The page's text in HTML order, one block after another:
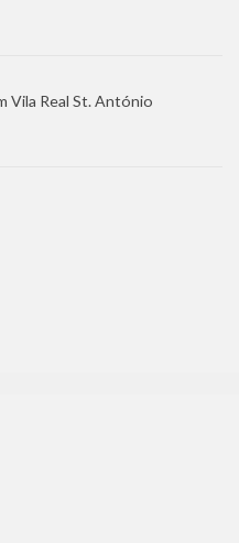
Vila Real St. António